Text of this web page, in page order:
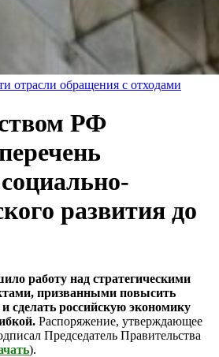
отрасли обращения с отходами
РФ
развития до
работу над стратегическими
призванными повысить
сделать российскую экономику
Распоряжение, утверждающее
Председатель Правительства
).